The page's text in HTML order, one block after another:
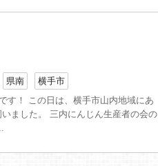
県南
横手市
す！ この日は、横手市山内地域にあ
ました。 三内にんじん生産者の会の